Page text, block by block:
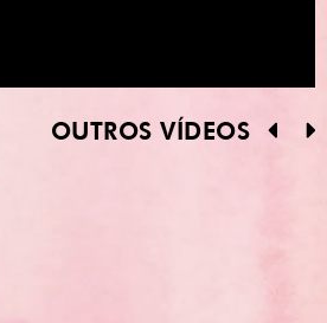
OUTROS VÍDEOS